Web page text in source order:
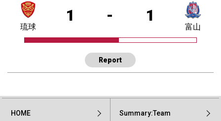
1 - 1
琉球 富山
Report
HOME Summary:Team